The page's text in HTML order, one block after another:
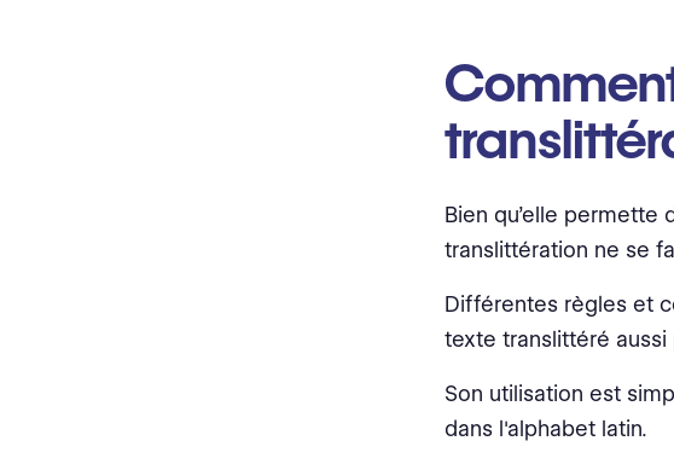
Bien qu’elle permette
translittération ne se
Différentes règles et
texte translittéré
Son utilisation est
dans l'alphabet latin.